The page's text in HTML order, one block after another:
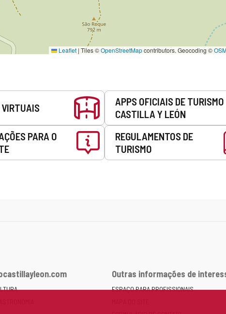
Leaflet | Tiles ©OpenStreetMapcontributors. Geocoding ©
APPS OFICIAIS DE TURISMO
CASTILLA Y LEÓN
PARA O
REGULAMENTOS DE
TURISMO
Outras informações de
ESPAÇO PARA PROFISSIONAIS